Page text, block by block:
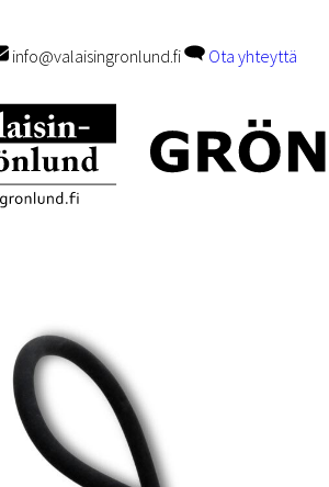
info@valaisingronlund.fi Ota yhteyttä